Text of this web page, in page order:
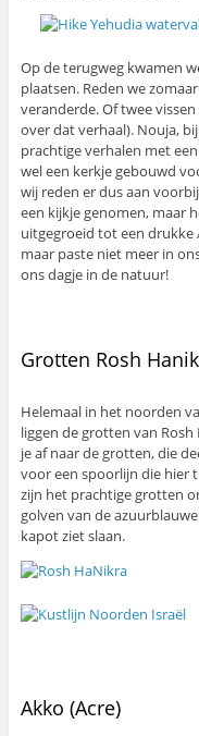
Op de terugweg kwamen
plaatsen. Reden we
veranderde. Of twee
over dat verhaal). Nouja,
prachtige verhalen met
wel een kerkje gebouwd
wij reden er dus aan
een kijkje genomen, maar
uitgegroeid tot een drukke
maar paste niet meer in
ons dagje in de natuur!
Grotten Rosh
Helemaal in het noorden
liggen de grotten van
je af naar de grotten, die
voor een spoorlijn die hier
zijn het prachtige grotten
golven van de
kapot ziet slaan.
Akko (Acre)